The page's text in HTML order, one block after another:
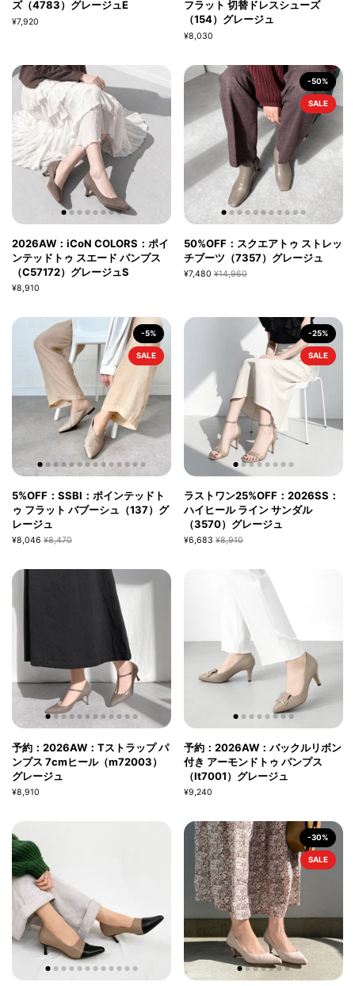
ズ（4783）グレージュE
¥7,920
フラット 切替ドレスシューズ
（154）グレージュ
¥8,030
2026AW：iCoN COLORS：ポイ
ンテッドトゥ スエード パンプス
（C57172）グレージュS
¥8,910
50%OFF：スクエアトゥ ストレッ
チブーツ（7357）グレージュ
¥7,480 ¥14,960
-50%
SALE
5%OFF：SSBI：ポインテッドト
ゥ フラット バブーシュ（137）グ
レージュ
¥8,046 ¥8,470
-5%
SALE
ラストワン25%OFF：2026SS：
ハイヒール ライン サンダル
（3570）グレージュ
¥6,683 ¥8,910
-25%
SALE
予約：2026AW：Tストラップ パ
ンプス 7cmヒール（m72003）
グレージュ
¥8,910
予約：2026AW：バックルリボン
付き アーモンドトゥ パンプス
（lt7001）グレージュ
¥9,240
-30%
SALE